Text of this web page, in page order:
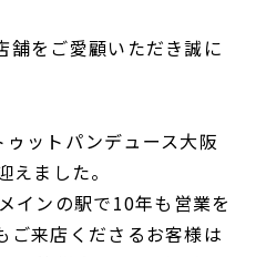
舗をご愛顧いただき誠に
ットパンデュース大阪
ました。
インの駅で10年も営業を
ご来店くださるお客様は